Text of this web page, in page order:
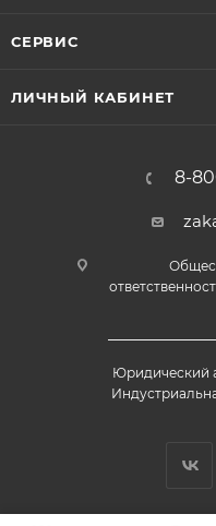
СЕРВИС
ЛИЧНЫЙ КАБИНЕТ
8-
Юридический